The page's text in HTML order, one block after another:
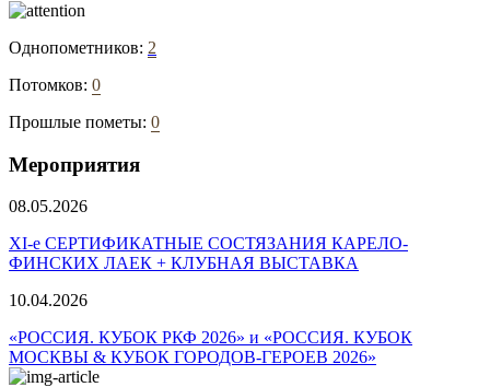
Однопометников: 2
Потомков: 0
Прошлые пометы: 0
Мероприятия
08.05.2026
ХI-е СЕРТИФИКАТНЫЕ СОСТЯЗАНИЯ КАРЕЛО-
ФИНСКИХ ЛАЕК + КЛУБНАЯ ВЫСТАВКА
10.04.2026
«РОССИЯ. КУБОК РКФ 2026» и «РОССИЯ. КУБОК
МОСКВЫ & КУБОК ГОРОДОВ-ГЕРОЕВ 2026»